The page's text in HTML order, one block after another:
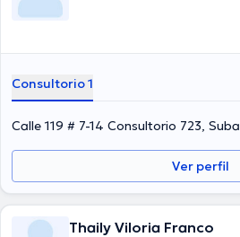
Consultorio 1
Calle 119 # 7-14 Consultorio 723, Suba
Ver perfil
Thaily Viloria Franco